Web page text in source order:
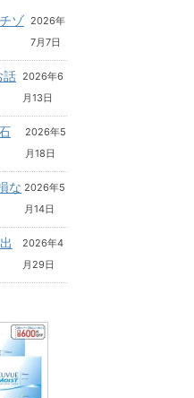
ゾ 2026年
7月7日
話 2026年6
月13日
2026年5
月18日
な 2026年5
月14日
2026年4
月29日